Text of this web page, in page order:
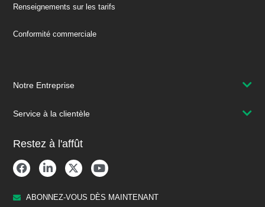
Renseignements sur les tarifs
Conformité commerciale
Notre Entreprise
Service à la clientèle
Restez à l'affût
ABONNEZ-VOUS DÈS MAINTENANT